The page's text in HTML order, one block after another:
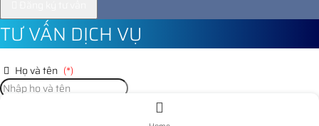
TƯ VẤN DỊCH VỤ
Họ và tên (*)